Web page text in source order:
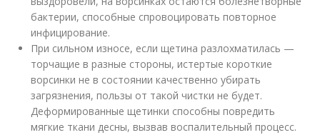
бактерии, способные спровоцировать повторное
инфицирование.
При сильном износе, если щетина разлохматилась —
торчащие в разные стороны, истертые короткие
ворсинки не в состоянии качественно убирать
загрязнения, пользы от такой чистки не будет.
Деформированные щетинки способны повредить
мягкие ткани десны, вызвав воспалительный процесс.